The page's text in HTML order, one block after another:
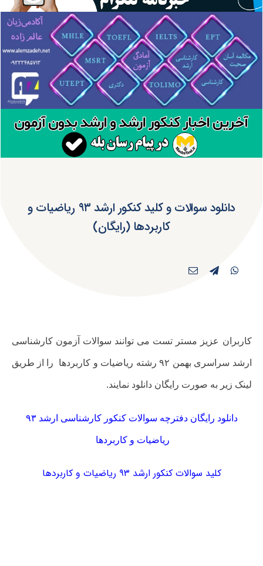
دانلود سوالات و کلید کنکور ارشد ۹۳ ریاضیات و
کاربردها (رایگان)
کاربران عزیز مستر تست می توانند سوالات آزمون کارشناسی
ارشد سراسری بهمن ۹۲ رشته ریاضیات و کاربردها را از طریق
لینک زیر به صورت رایگان دانلود نمایند.
دانلود رایگان دفترچه سوالات کنکور کارشناسی ارشد ۹۳
ریاضیات و کاربردها
کلید سوالات کنکور ارشد ۹۳ ریاضیات و کاربردها